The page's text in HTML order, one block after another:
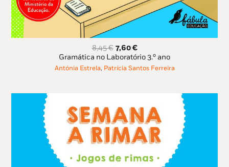
8,45€ O
preço
original
7,60€O
preço
atual
Gramática no Laboratório 3.º ano
Antónia Estrela, Patrícia Santos Ferreira